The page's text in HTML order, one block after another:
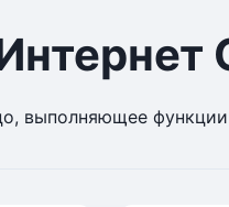
выполняющее функции